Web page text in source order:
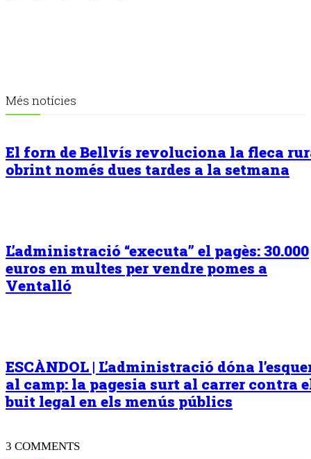
Més notícies
El forn de Bellvís revoluciona la fleca
obrint només dues tardes a la setmana
L’administració “executa” el pagès: 30.000
euros en multes per vendre pomes a
Ventalló
ESCÀNDOL | L’administració dóna
al camp: la pagesia surt al carrer contra
buit legal en els menús públics
3 COMMENTS